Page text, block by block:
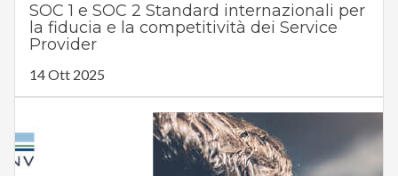
SOC 1 e SOC 2 Standard internazionali per
la fiducia e la competitività dei Service
Provider
14 Ott 2025